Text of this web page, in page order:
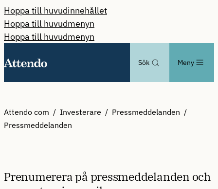
Hoppa till huvudinnehållet
Hoppa till huvudmenyn
Hoppa till huvudmenyn
Sök Meny
Attendo com Investerare
Pressmeddelanden
Pressmeddelanden
Prenumerera på pressmeddelanden och